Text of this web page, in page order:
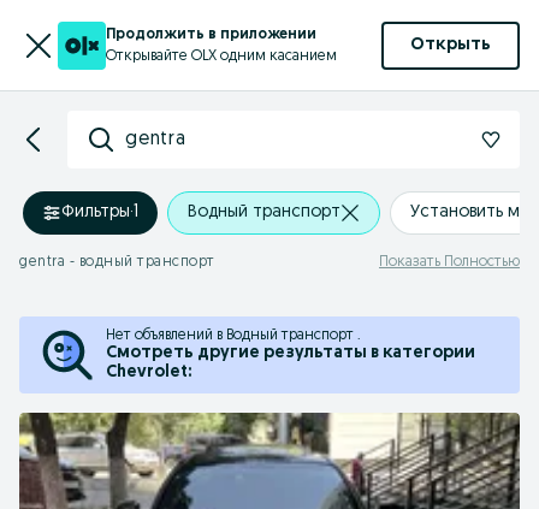
Продолжить в приложении
Открывайте OLX одним касанием
Открыть
gentra
Фильтры·1 Водный транспорт Установить
gentra - водный транспорт Показать Полностью
Нет объявлений в Водный транспорт .
Смотреть другие результаты в категории
Chevrolet: